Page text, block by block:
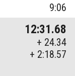
9:06
12:31.68
+ 24.34
+ 2:18.57